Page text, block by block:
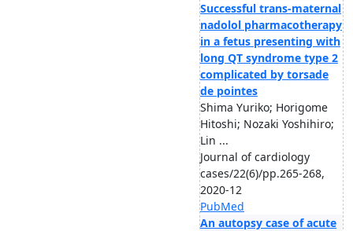
Successful trans-maternal
nadolol pharmacotherapy
in a fetus presenting with
long QT syndrome type 2
complicated by torsade
de pointes
Shima Yuriko; Horigome
Hitoshi; Nozaki Yoshihiro;
Lin ...
Journal of cardiology
cases/22(6)/pp.265-268,
2020-12
PubMed
An autopsy case of acute